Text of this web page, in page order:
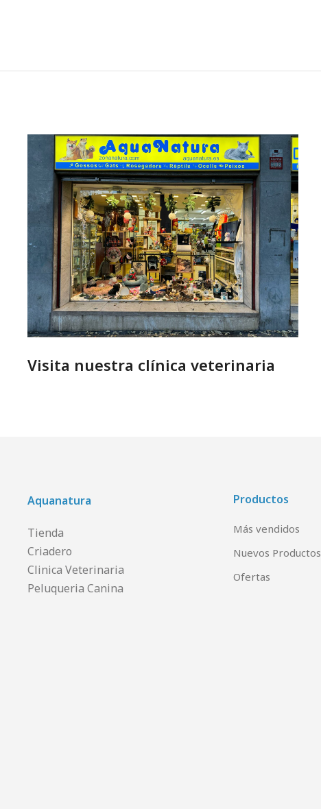
Visita nuestra clínica veterinaria
Aquanatura
Tienda
Criadero
Clinica Veterinaria
Peluqueria Canina
Productos
Más vendidos
Nuevos Productos
Ofertas